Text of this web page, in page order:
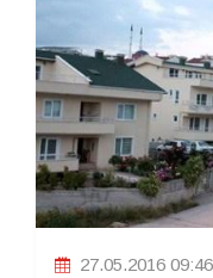
27.05.2016 09:46